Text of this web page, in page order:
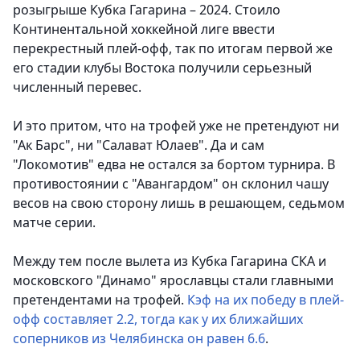
розыгрыше Кубка Гагарина – 2024. Стоило
Континентальной хоккейной лиге ввести
перекрестный плей-офф, так по итогам первой же
его стадии клубы Востока получили серьезный
численный перевес.
И это притом, что на трофей уже не претендуют ни
"Ак Барс", ни "Салават Юлаев". Да и сам
"Локомотив" едва не остался за бортом турнира. В
противостоянии с "Авангардом" он склонил чашу
весов на свою сторону лишь в решающем, седьмом
матче серии.
Между тем после вылета из Кубка Гагарина СКА и
московского "Динамо" ярославцы стали главными
претендентами на трофей. Кэф на их победу в плей-
офф составляет 2.2, тогда как у их ближайших
соперников из Челябинска он равен 6.6.